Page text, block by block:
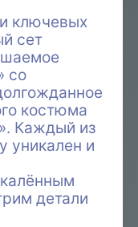
ключевых
сет
со
костюма
Каждый из
уникален и
детали